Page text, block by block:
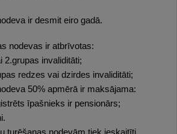
ir desmit eiro gadā.
nodevas ir atbrīvotas:
2.grupas invaliditāti;
redzes vai dzirdes invaliditāti;
50% apmērā ir maksājama:
īpašnieks ir pensionārs;